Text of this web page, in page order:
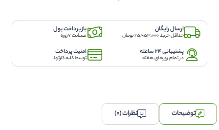
MAX
LADY
حاوی
عصاره
خشخاش
اصل
ارسال رایگان
حداقل خرید 25,953,000 تومان
بازپرداخت پول
ضمانت 7روزه
پشتیبانی 24 ساعته
در تمام روزهای هفته
امنیت پرداخت
توسط کلیه کارتها
توضیحات نظرات (0)